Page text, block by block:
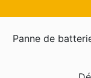
Panne de